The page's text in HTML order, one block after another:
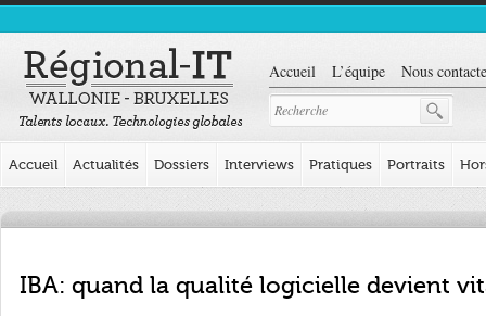
Accueil L’équipe Nous
Accueil Actualités Dossiers Interviews Pratiques Portraits
IBA: quand la qualité logicielle devient